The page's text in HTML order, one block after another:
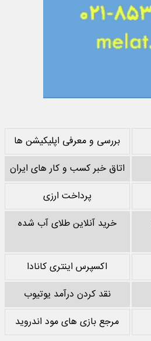
بررسی و معرفی اپلیکیشن ها
اتاق خبر کسب و کار های ایران
پرداخت ارزی
خرید آنلاین طلای آب شده
اکسپرس اینتری کانادا
نقد کردن درآمد یوتیوب
مرجع بازی های مود اندروید